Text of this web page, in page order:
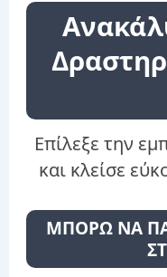
Επίλεξε την
και κλείσε
ΜΠΟΡΩ ΝΑ